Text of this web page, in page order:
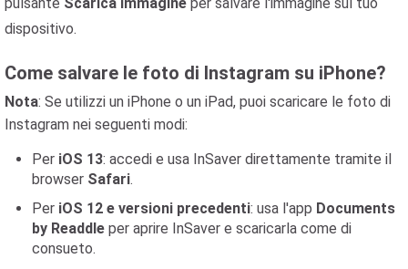
dispositivo.
Come salvare le foto di Instagram su iPhone?
Nota: Se utilizzi un iPhone o un iPad, puoi scaricare le foto di
Instagram nei seguenti modi:
Per iOS 13: accedi e usa InSaver direttamente tramite il
browser Safari.
Per iOS 12 e versioni precedenti: usa l'app Documents
by Readdle per aprire InSaver e scaricarla come di
consueto.